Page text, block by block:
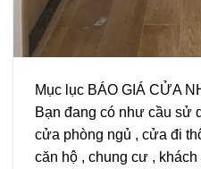
Mục lục BÁO GIÁ CỬA
Bạn đang có như cầu sử
cửa phòng ngủ , cửa đi
căn hộ , chung cư ,